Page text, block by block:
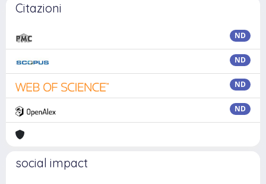
Citazioni
ND
ND
ND
ND
social impact